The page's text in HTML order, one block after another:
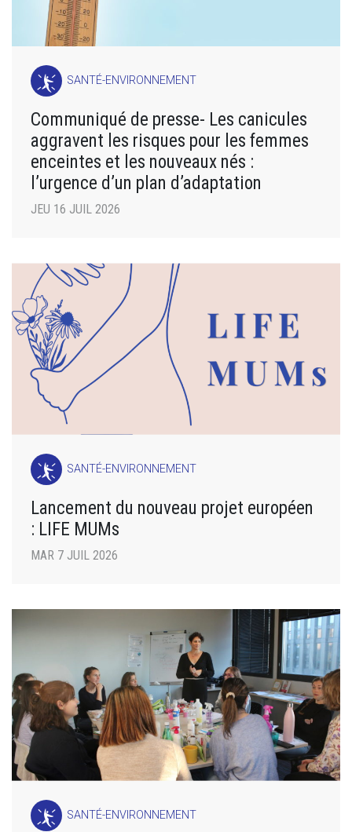
SANTÉ-ENVIRONNEMENT
Communiqué de presse- Les canicules
aggravent les risques pour les femmes
enceintes et les nouveaux nés :
l’urgence d’un plan d’adaptation
JEU 16 JUIL 2026
SANTÉ-ENVIRONNEMENT
Lancement du nouveau projet européen
: LIFE MUMs
MAR 7 JUIL 2026
SANTÉ-ENVIRONNEMENT